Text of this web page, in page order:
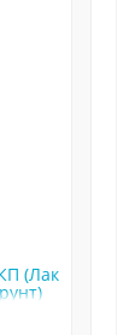
(Лак